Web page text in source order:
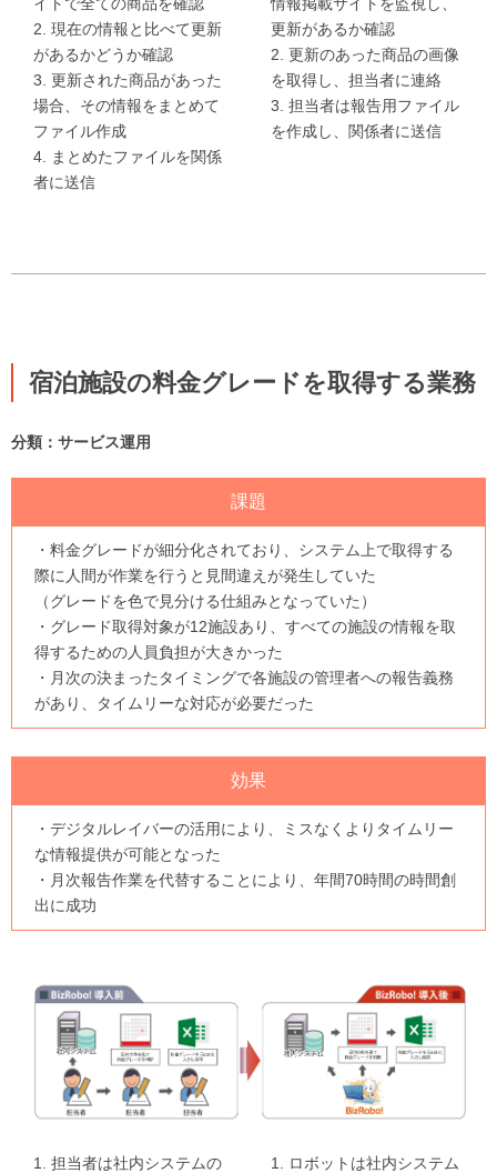
2. 現在の情報と比べて更新
があるかどうか確認
3. 更新された商品があった
場合、その情報をまとめて
ファイル作成
4. まとめたファイルを関係
者に送信
更新があるか確認
2. 更新のあった商品の画像
を取得し、担当者に連絡
3. 担当者は報告用ファイル
を作成し、関係者に送信
宿泊施設の料金グレードを取得する業務
分類：サービス運用
課題
・料金グレードが細分化されており、システム上で取得する
際に人間が作業を行うと見間違えが発生していた
（グレードを色で見分ける仕組みとなっていた）
・グレード取得対象が12施設あり、すべての施設の情報を取
得するための人員負担が大きかった
・月次の決まったタイミングで各施設の管理者への報告義務
があり、タイムリーな対応が必要だった
効果
・デジタルレイバーの活用により、ミスなくよりタイムリー
な情報提供が可能となった
・月次報告作業を代替することにより、年間70時間の時間創
出に成功
1. 担当者は社内システムの
1. ロボットは社内システム